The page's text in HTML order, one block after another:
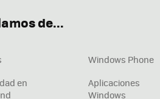
de...
Windows Phone
en
Aplicaciones
Windows